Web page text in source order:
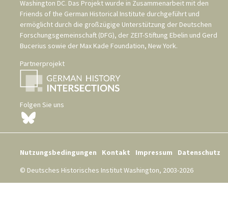
Washington DC. Das Projekt wurde in Zusammenarbeit mit den
Friends of the German Historical Institute durchgeführt und
ermöglicht durch die großzügige Unterstützung der Deutschen
Forschungsgemeinschaft (DFG), der ZEIT-Stiftung Ebelin und Gerd
Bucerius sowie der Max Kade Foundation, New York.
Partnerprojekt
Folgen Sie uns
Nutzungsbedingungen Kontakt Impressum
Datenschutz
© Deutsches Historisches Institut Washington, 2003-2026